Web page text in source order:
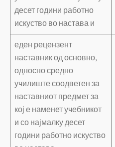
десет години работно
искуство во настава и
еден рецензент
наставник од основно,
односно средно
училиште соодветен за
наставниот предмет за
кој е наменет учебникот
и со најмалку десет
години работно искуство